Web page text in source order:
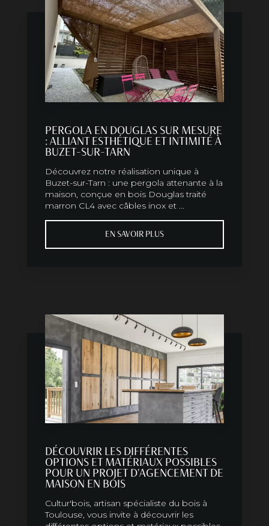
PERGOLA EN DOUGLAS SUR MESURE
: ALLIANT ESTHÉTIQUE ET INTIMITÉ À
BUZET-SUR-TARN
Découvrez notre réalisation unique à
Buzet-sur-Tarn : une pergola attenante à la
maison, conçue en bois Douglas traité
marron CL4 avec câbles inox et ...
EN SAVOIR PLUS
DÉCOUVRIR LES DIFFÉRENTES
OPTIONS ET MATÉRIAUX POSSIBLES
POUR UN PROJET D'AGENCEMENT DE
MAISON EN BOIS
Cultur'bois, artisan spécialiste du bois à
Toulouse, vous invite à découvrir les